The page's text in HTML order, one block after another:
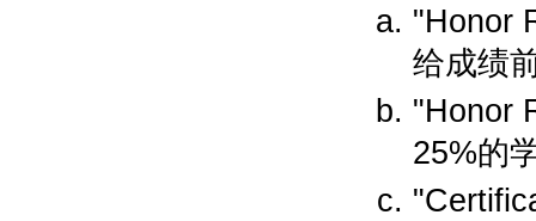
"Honor
给成绩
"Honor
25%的